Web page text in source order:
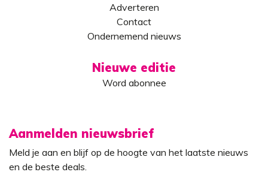
Adverteren
Contact
Ondernemend nieuws
Nieuwe editie
Word abonnee
Aanmelden nieuwsbrief
Meld je aan en blijf op de hoogte van het laatste nieuws
en de beste deals.